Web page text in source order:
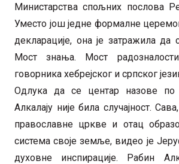
Министарства спољних послова
Уместо још једне формалне
декларације, она је затражила да
Мост знања. Мост
говорника хебрејског и српског
Одлука да се центар назове
Алкалају није била случајност.
православне цркве и отац
система своје земље, видео је
духовне инспирације. Рабин